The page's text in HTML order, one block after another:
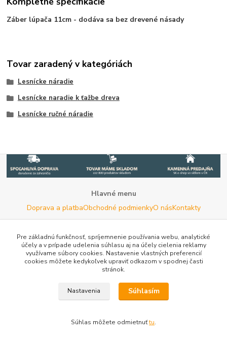
Záber lúpača 11cm - dodáva sa bez drevené násady
Tovar zaradený v kategóriách
Lesnícke náradie
Lesnícke naradie k ťažbe dreva
Lesnícke ručné náradie
Hlavné menu
Doprava a platbaObchodné podmienkyO násKontakty
Potrebujete poradiť s výberom?
Neváhajte nás kontaktovať.
Tel:+420 722 744 267- Po - Pia (8 - 16 hod)
Email: info@woodman.sk- kedykoľvek
Užitočné informácie
E-les.cz - Zahradní technika Stihl KoniceTovar.sk - porovnanie
Porovnanie cien na Pricemania.skReklamácia
Pre základnú funkčnosť, spríjemnenie používania webu, analytické
účely a v prípade udelenia súhlasu aj na účely cielenia reklamy
využívame súbory cookies. Nastavenie vlastných preferencií
cookies môžete kedykoľvek upraviť odkazom v spodnej časti
stránok.
Nastavenia Súhlasím
Súhlas môžete odmietnuťtu.